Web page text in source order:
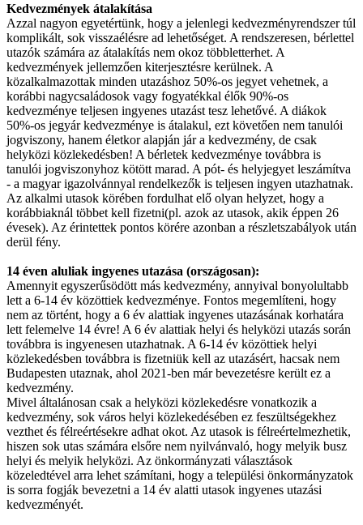
Kedvezmények átalakítása
Azzal nagyon egyetértünk, hogy a jelenlegi kedvezményrendszer túl
komplikált, sok visszaélésre ad lehetőséget. A rendszeresen, bérlettel
utazók számára az átalakítás nem okoz többletterhet. A
kedvezmények jellemzően kiterjesztésre kerülnek. A
közalkalmazottak minden utazáshoz 50%-os jegyet vehetnek, a
korábbi nagycsaládosok vagy fogyatékkal élők 90%-os
kedvezménye teljesen ingyenes utazást tesz lehetővé. A diákok
50%-os jegyár kedvezménye is átalakul, ezt követően nem tanulói
jogviszony, hanem életkor alapján jár a kedvezmény, de csak
helyközi közlekedésben! A bérletek kedvezménye továbbra is
tanulói jogviszonyhoz kötött marad. A pót- és helyjegyet leszámítva
- a magyar igazolvánnyal rendelkezők is teljesen ingyen utazhatnak.
Az alkalmi utasok körében fordulhat elő olyan helyzet, hogy a
korábbiaknál többet kell fizetni(pl. azok az utasok, akik éppen 26
évesek). Az érintettek pontos körére azonban a részletszabályok után
derül fény.
14 éven aluliak ingyenes utazása (országosan):
Amennyit egyszerűsödött más kedvezmény, annyival bonyolultabb
lett a 6-14 év közöttiek kedvezménye. Fontos megemlíteni, hogy
nem az történt, hogy a 6 év alattiak ingyenes utazásának korhatára
lett felemelve 14 évre! A 6 év alattiak helyi és helyközi utazás során
továbbra is ingyenesen utazhatnak. A 6-14 év közöttiek helyi
közlekedésben továbbra is fizetniük kell az utazásért, hacsak nem
Budapesten utaznak, ahol 2021-ben már bevezetésre került ez a
kedvezmény.
Mivel általánosan csak a helyközi közlekedésre vonatkozik a
kedvezmény, sok város helyi közlekedésében ez feszültségekhez
vezthet és félreértésekre adhat okot. Az utasok is félreértelmezhetik,
hiszen sok utas számára elsőre nem nyilvánvaló, hogy melyik busz
helyi és melyik helyközi. Az önkormányzati választások
közeledtével arra lehet számítani, hogy a települési önkormányzatok
is sorra fogják bevezetni a 14 év alatti utasok ingyenes utazási
kedvezményét.